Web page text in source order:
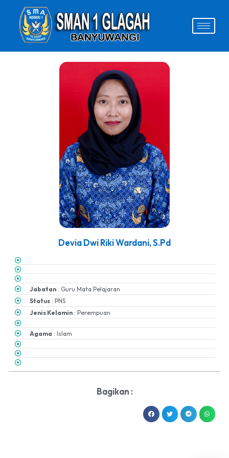
Devia Dwi Riki Wardani, S.Pd
Jabatan : Guru Mata Pelajaran
Status : PNS
Jenis Kelamin : Perempuan
Agama : Islam
Bagikan :